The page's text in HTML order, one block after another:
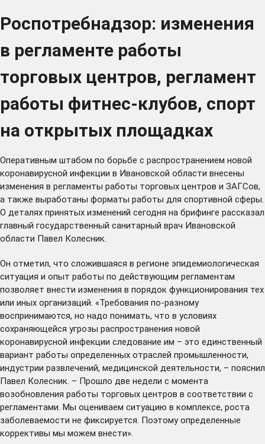
Роспотребнадзор: изменения
в регламенте работы
торговых центров, регламент
работы фитнес-клубов, спорт
на открытых площадках
Оперативным штабом по борьбе с распространением новой
коронавирусной инфекции в Ивановской области внесены
изменения в регламенты работы торговых центров и ЗАГСов,
а также выработаны форматы работы для спортивной сферы.
О деталях принятых изменений сегодня на брифинге рассказал
главный государственный санитарный врач Ивановской
области Павел Колесник.
Он отметил, что сложившаяся в регионе эпидемиологическая
ситуация и опыт работы по действующим регламентам
позволяет внести изменения в порядок функционирования тех
или иных организаций. «Требования по-разному
воспринимаются, но надо понимать, что в условиях
сохраняющейся угрозы распространения новой
коронавирусной инфекции следование им – это единственный
вариант работы определенных отраслей промышленности,
индустрии развлечений, медицинской деятельности, – пояснил
Павел Колесник. – Прошло две недели с момента
возобновления работы торговых центров в соответствии с
регламентами. Мы оцениваем ситуацию в комплексе, роста
заболеваемости не фиксируется. Поэтому определенные
коррективы мы можем внести».